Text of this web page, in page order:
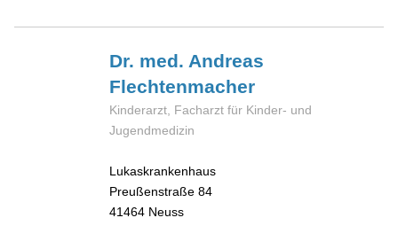
Dr. med. Andreas
Flechtenmacher
Kinderarzt, Facharzt für Kinder- und
Jugendmedizin
Lukaskrankenhaus
Preußenstraße 84
41464 Neuss